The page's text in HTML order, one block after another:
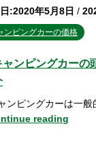
:2020年5月8日 /
ンピングカーの価格
ャンピングカーの
ンピングカーは一
reading